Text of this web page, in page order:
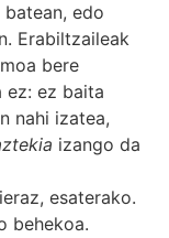
edo
Erabiltzaileak
bere
ez: ez baita
nahi izatea,
izango da
esaterako.
behekoa.